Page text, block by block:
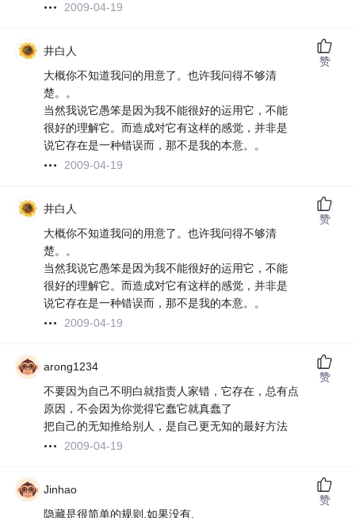
2009-04-19
井白人
大概你不知道我问的用意了。也许我问得不够清
楚。。
当然我说它愚笨是因为我不能很好的运用它，不能
很好的理解它。而造成对它有这样的感觉，并非是
说它存在是一种错误而，那不是我的本意。。
2009-04-19
赞
井白人
大概你不知道我问的用意了。也许我问得不够清
楚。。
当然我说它愚笨是因为我不能很好的运用它，不能
很好的理解它。而造成对它有这样的感觉，并非是
说它存在是一种错误而，那不是我的本意。。
2009-04-19
赞
arong1234
不要因为自己不明白就指责人家错，它存在，总有点
原因，不会因为你觉得它蠢它就真蠢了
把自己的无知推给别人，是自己更无知的最好方法
2009-04-19
赞
Jinhao
隐藏是很简单的规则.如果没有.
赞